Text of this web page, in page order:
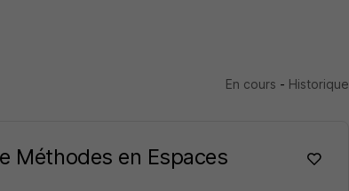
En cours - Historique
Méthodes en Espaces